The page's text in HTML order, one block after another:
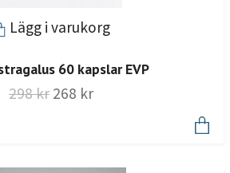
Lägg i varukorg
60 kapslar EVP
298 kr 268 kr